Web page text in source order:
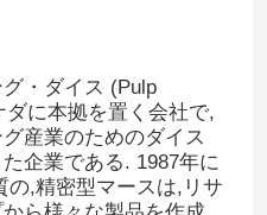
・ダイス (Pulp
に本拠を置く会社で,
産業のためのダイス
企業である. 1987年に
の,精密型マースは,リサ